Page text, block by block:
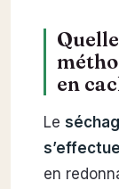
en
Le
en